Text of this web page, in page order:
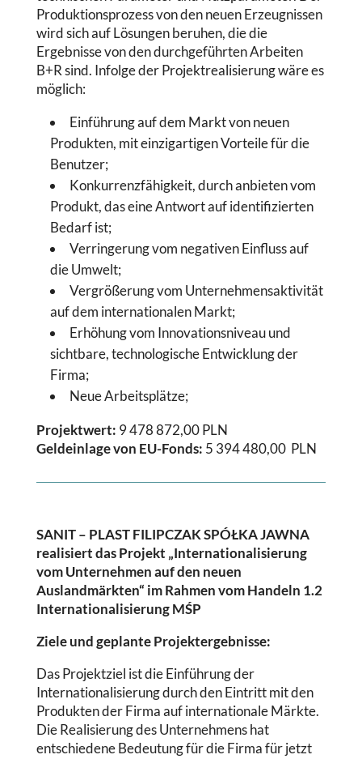
Produktionsprozess von den neuen Erzeugnissen
wird sich auf Lösungen beruhen, die die
Ergebnisse von den durchgeführten Arbeiten
B+R sind. Infolge der Projektrealisierung wäre es
möglich:
Einführung auf dem Markt von neuen
Produkten, mit einzigartigen Vorteile für die
Benutzer;
Konkurrenzfähigkeit, durch anbieten vom
Produkt, das eine Antwort auf identifizierten
Bedarf ist;
Verringerung vom negativen Einfluss auf
die Umwelt;
Vergrößerung vom Unternehmensaktivität
auf dem internationalen Markt;
Erhöhung vom Innovationsniveau und
sichtbare, technologische Entwicklung der
Firma;
Neue Arbeitsplätze;
Projektwert: 9 478 872,00 PLN
Geldeinlage von EU-Fonds: 5 394 480,00 PLN
SANIT – PLAST FILIPCZAK SPÓŁKA JAWNA
realisiert das Projekt „Internationalisierung
vom Unternehmen auf den neuen
Auslandmärkten“ im Rahmen vom Handeln 1.2
Internationalisierung MŚP
Ziele und geplante Projektergebnisse:
Das Projektziel ist die Einführung der
Internationalisierung durch den Eintritt mit den
Produkten der Firma auf internationale Märkte.
Die Realisierung des Unternehmens hat
entschiedene Bedeutung für die Firma für jetzt